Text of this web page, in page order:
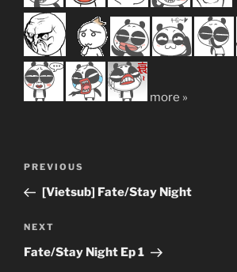
more »
Previous
Post
PREVIOUS
[Vietsub] Fate/Stay Night
Next
Post
NEXT
Fate/Stay Night Ep 1